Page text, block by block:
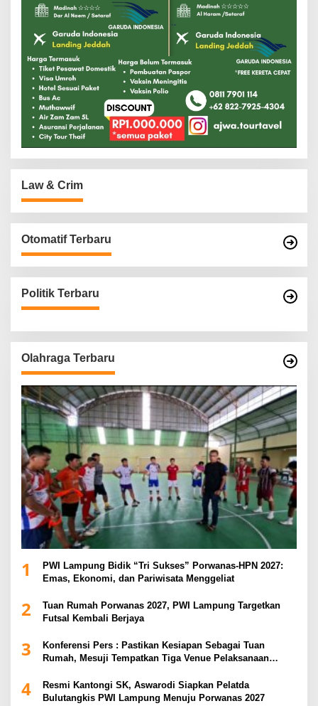
Law & Crim
Otomatif Terbaru
Politik Terbaru
Olahraga Terbaru
1
PWI Lampung Bidik “Tri Sukses” Porwanas-HPN 2027:
Emas, Ekonomi, dan Pariwisata Menggeliat
2
Tuan Rumah Porwanas 2027, PWI Lampung Targetkan
Futsal Kembali Berjaya
3
Konferensi Pers : Pastikan Kesiapan Sebagai Tuan
Rumah, Mesuji Tempatkan Tiga Venue Pelaksanaan
4
Resmi Kantongi SK, Aswarodi Siapkan Pelatda
Bulutangkis PWI Lampung Menuju Porwanas 2027